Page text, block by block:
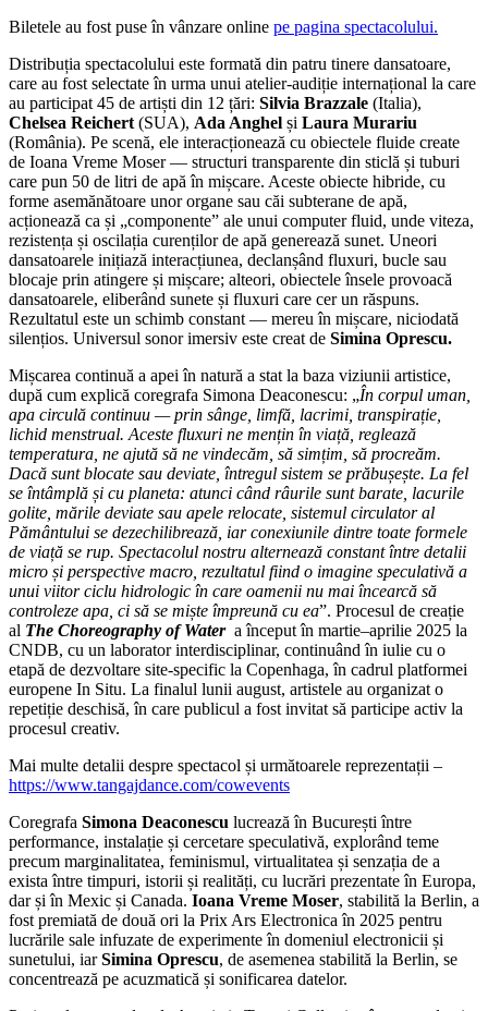
Biletele au fost puse în vânzare online pe pagina spectacolului.
Distribuția spectacolului este formată din patru tinere dansatoare,
care au fost selectate în urma unui atelier-audiție internațional la care
au participat 45 de artiști din 12 țări: Silvia Brazzale (Italia),
Chelsea Reichert (SUA), Ada Anghel și Laura Murariu
(România). Pe scenă, ele interacționează cu obiectele fluide create
de Ioana Vreme Moser — structuri transparente din sticlă și tuburi
care pun 50 de litri de apă în mișcare. Aceste obiecte hibride, cu
forme asemănătoare unor organe sau căi subterane de apă,
acționează ca și „componente” ale unui computer fluid, unde viteza,
rezistența și oscilația curenților de apă generează sunet. Uneori
dansatoarele inițiază interacțiunea, declanșând fluxuri, bucle sau
blocaje prin atingere și mișcare; alteori, obiectele însele provoacă
dansatoarele, eliberând sunete și fluxuri care cer un răspuns.
Rezultatul este un schimb constant — mereu în mișcare, niciodată
silențios. Universul sonor imersiv este creat de Simina Oprescu.
Mișcarea continuă a apei în natură a stat la baza viziunii artistice,
după cum explică coregrafa Simona Deaconescu: „În corpul uman,
apa circulă continuu — prin sânge, limfă, lacrimi, transpirație,
lichid menstrual. Aceste fluxuri ne mențin în viață, reglează
temperatura, ne ajută să ne vindecăm, să simțim, să procreăm.
Dacă sunt blocate sau deviate, întregul sistem se prăbușește. La fel
se întâmplă și cu planeta: atunci când râurile sunt barate, lacurile
golite, mările deviate sau apele relocate, sistemul circulator al
Pământului se dezechilibrează, iar conexiunile dintre toate formele
de viață se rup. Spectacolul nostru alternează constant între detalii
micro și perspective macro, rezultatul fiind o imagine speculativă a
unui viitor ciclu hidrologic în care oamenii nu mai încearcă să
controleze apa, ci să se miște împreună cu ea”. Procesul de creație
al The Choreography of Water a început în martie–aprilie 2025 la
CNDB, cu un laborator interdisciplinar, continuând în iulie cu o
etapă de dezvoltare site-specific la Copenhaga, în cadrul platformei
europene In Situ. La finalul lunii august, artistele au organizat o
repetiție deschisă, în care publicul a fost invitat să participe activ la
procesul creativ.
Mai multe detalii despre spectacol și următoarele reprezentații –
https://www.tangajdance.com/cowevents
Coregrafa Simona Deaconescu lucrează în București între
performance, instalație și cercetare speculativă, explorând teme
precum marginalitatea, feminismul, virtualitatea și senzația de a
exista între timpuri, istorii și realități, cu lucrări prezentate în Europa,
dar și în Mexic și Canada. Ioana Vreme Moser, stabilită la Berlin, a
fost premiată de două ori la Prix Ars Electronica în 2025 pentru
lucrările sale infuzate de experimente în domeniul electronicii și
sunetului, iarSimina Oprescu, de asemenea stabilită la Berlin, se
concentrează pe acuzmatică și sonificarea datelor.